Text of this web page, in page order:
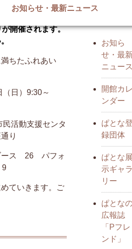
お知らせ・最新ニュース
開催されます。
ちたふれあい
日）9:30～
活動支援センタ
り
ス 26 パフォ
ていきます。ご
お知ら
せ・最
ニュー
開館カ
ンダー
ぱとな
録団体
ぱとな
示ギャ
リー
ぱとな
広報誌
「Pフレ
ンド」